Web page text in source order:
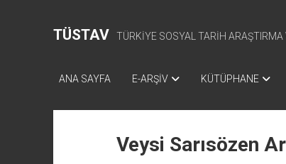
TÜSTAV TÜRKİYE SOSYAL TARİH ARAŞTIRMA
ANA SAYFA E-ARŞİV KÜTÜPHANE
Veysi Sarısözen